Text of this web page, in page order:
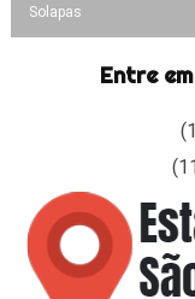
Solapas
Entre